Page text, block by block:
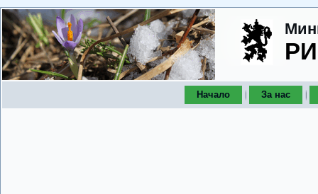
Начало За нас